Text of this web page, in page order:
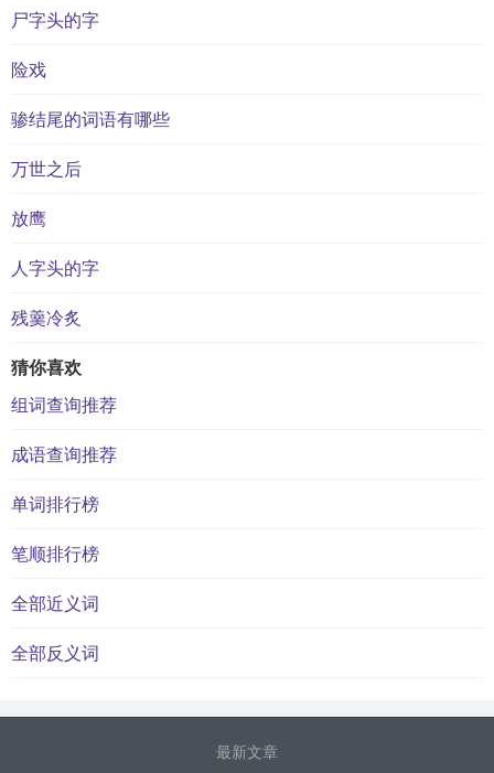
尸字头的字
险戏
骖结尾的词语有哪些
万世之后
放鹰
人字头的字
残羹冷炙
猜你喜欢
组词查询推荐
成语查询推荐
单词排行榜
笔顺排行榜
全部近义词
全部反义词
最新文章